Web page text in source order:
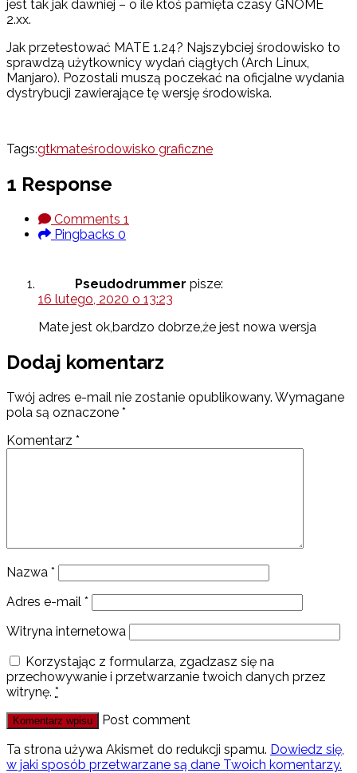
jest tak jak dawniej – o ile ktoś pamięta czasy GNOME
2.xx.
Jak przetestować MATE 1.24? Najszybciej środowisko to
sprawdzą użytkownicy wydań ciągłych (Arch Linux,
Manjaro). Pozostali muszą poczekać na oficjalne wydania
dystrybucji zawierające tę wersję środowiska.
Tags:gtkmateśrodowisko graficzne
1 Response
Comments 1
Pingbacks 0
Pseudodrummer pisze:
16 lutego, 2020 o 13:23
Mate jest ok,bardzo dobrze,że jest nowa wersja
Dodaj komentarz
Twój adres e-mail nie zostanie opublikowany. Wymagane
pola są oznaczone *
Komentarz *
Nazwa *
Adres e-mail *
Witryna internetowa
Korzystając z formularza, zgadzasz się na
przechowywanie i przetwarzanie twoich danych przez
witrynę. *
Post comment
Ta strona używa Akismet do redukcji spamu. Dowiedz się,
w jaki sposób przetwarzane są dane Twoich komentarzy.